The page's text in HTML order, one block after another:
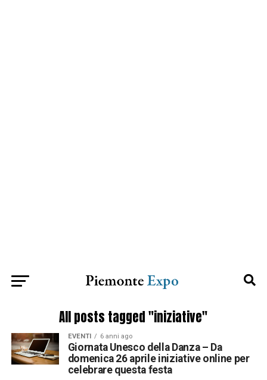
All posts tagged "iniziative"
EVENTI 6 anni ago
Giornata Unesco della Danza – Da
domenica 26 aprile iniziative online per
celebrare questa festa